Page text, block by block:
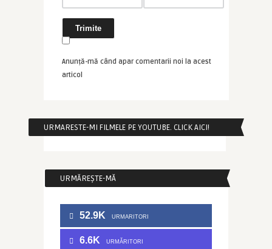
Anunță-mă când apar comentarii noi la acest
articol
URMARESTE-MI FILMELE PE YOUTUBE. CLICK AICI!
URMĂREȘTE-MĂ
52.9K URMARITORI
6.6K URMĂRITORI